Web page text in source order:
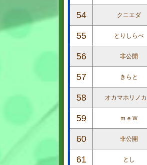
54 クニエダ
55 とりしらべ
56 非公開
57 きらと
58 オカマホリノ
59 ｍｅＷ
60 非公開
61 とし